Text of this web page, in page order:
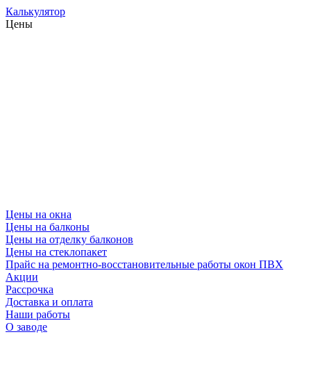
Калькулятор
Цены
Цены на окна
Цены на балконы
Цены на отделку балконов
Цены на стеклопакет
Прайс на ремонтно-восстановительные работы окон ПВХ
Акции
Рассрочка
Доставка и оплата
Наши работы
О заводе